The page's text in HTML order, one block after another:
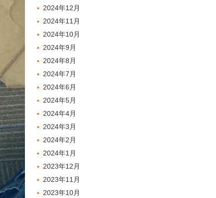
2024年12月
2024年11月
2024年10月
2024年9月
2024年8月
2024年7月
2024年6月
2024年5月
2024年4月
2024年3月
2024年2月
2024年1月
2023年12月
2023年11月
2023年10月